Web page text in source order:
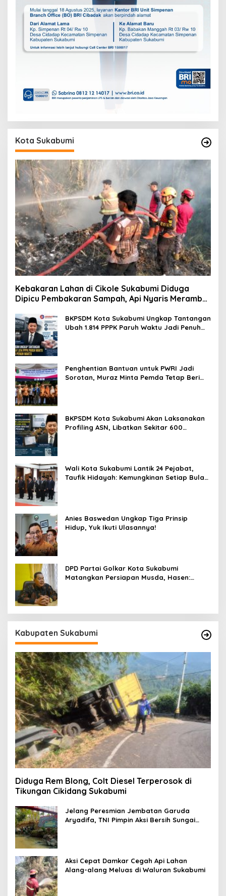
Kota Sukabumi
Kebakaran Lahan di Cikole Sukabumi Diduga
Dipicu Pembakaran Sampah, Api Nyaris Merambat
BKPSDM Kota Sukabumi Ungkap Tantangan
Ubah 1.814 PPPK Paruh Waktu Jadi Penuh
Penghentian Bantuan untuk PWRI Jadi
Sorotan, Muraz Minta Pemda Tetap Beri
BKPSDM Kota Sukabumi Akan Laksanakan
Profiling ASN, Libatkan Sekitar 600
Wali Kota Sukabumi Lantik 24 Pejabat,
Taufik Hidayah: Kemungkinan Setiap Bulan
Anies Baswedan Ungkap Tiga Prinsip
Hidup, Yuk Ikuti Ulasannya!
DPD Partai Golkar Kota Sukabumi
Matangkan Persiapan Musda, Hasen:
Kabupaten Sukabumi
Diduga Rem Blong, Colt Diesel Terperosok di
Tikungan Cikidang Sukabumi
Jelang Peresmian Jembatan Garuda
Aryadifa, TNI Pimpin Aksi Bersih Sungai
Aksi Cepat Damkar Cegah Api Lahan
Alang-alang Meluas di Waluran Sukabumi